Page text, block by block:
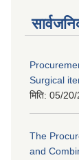
Surgical
मिति: 05/20/
The
and